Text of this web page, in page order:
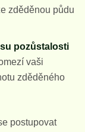
zděděnou půdu
pozůstalosti
vaši
zděděného
postupovat